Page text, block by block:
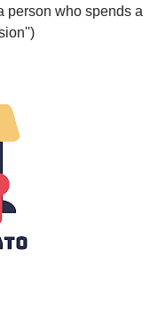
person who spends a